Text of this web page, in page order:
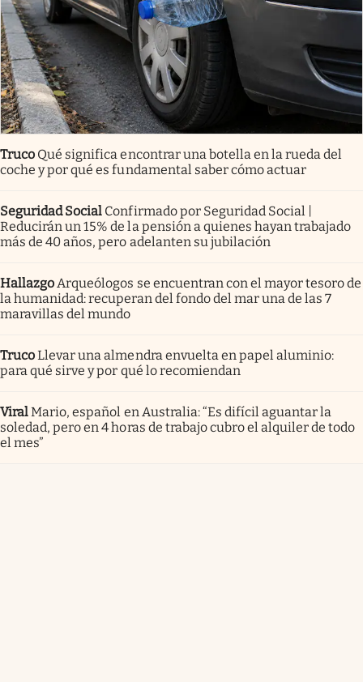
Truco Qué significa encontrar una botella en la rueda del
coche y por qué es fundamental saber cómo actuar
Seguridad Social Confirmado por Seguridad Social |
Reducirán un 15% de la pensión a quienes hayan trabajado
más de 40 años, pero adelanten su jubilación
Hallazgo Arqueólogos se encuentran con el mayor tesoro de
la humanidad: recuperan del fondo del mar una de las 7
maravillas del mundo
TrucoLlevar una almendra envuelta en papel aluminio:
para qué sirve y por qué lo recomiendan
ViralMario, español en Australia: “Es difícil aguantar la
soledad, pero en 4 horas de trabajo cubro el alquiler de todo
el mes”